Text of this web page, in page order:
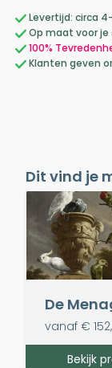
Levertijd: circa
Op maat voor
100%
Klanten geven
Dit vind je
vanaf €
Bekijk